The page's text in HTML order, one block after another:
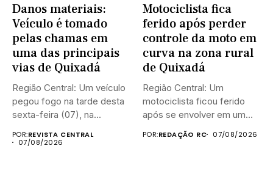
Danos materiais:
Veículo é tomado
pelas chamas em
uma das principais
vias de Quixadá
Região Central: Um veículo
pegou fogo na tarde desta
sexta-feira (07), na...
POR:REVISTA CENTRAL
07/08/2026
Motociclista fica
ferido após perder
controle da moto em
curva na zona rural
de Quixadá
Região Central: Um
motociclista ficou ferido
após se envolver em um
POR:REDAÇÃO RC 07/08/2026